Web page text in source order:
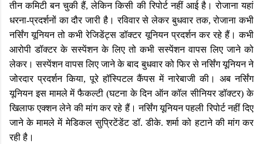
तीन कमिटी बन चुकी हैं, लेकिन किसी की रिपोर्ट नहीं आई है। रोजाना यहां
धरना-प्रदर्शनों का दौर जारी है। रविवार से लेकर बुधवार तक, रोजाना कभी
नर्सिंग यूनियन तो कभी रेजिडेंट्स डॉक्टर यूनियन प्रदर्शन कर रहे हैं। कभी
आरोपी डॉक्टर के सस्पेंशन के लिए तो कभी सस्पेंशन वापस लिए जाने को
लेकर। सस्पेंशन वापस लिए जाने के बाद बुधवार को फिर से नर्सिंग यूनियन ने
जोरदार प्रदर्शन किया, पूरे हॉस्पिटल कैंपस में नारेबाजी की। अब नर्सिंग
यूनियन इस मामले में फैकल्टी (घटना के दिन ऑन कॉल सीनियर डॉक्टर) के
खिलाफ एक्शन लेने की मांग कर रहे हैं। नर्सिंग यूनियन पहली रिपोर्ट नहीं दिए
जाने के मामले में मेडिकल सुप्रिटेंडेंट डॉ. डीके. शर्मा को हटाने की मांग कर
रही है।